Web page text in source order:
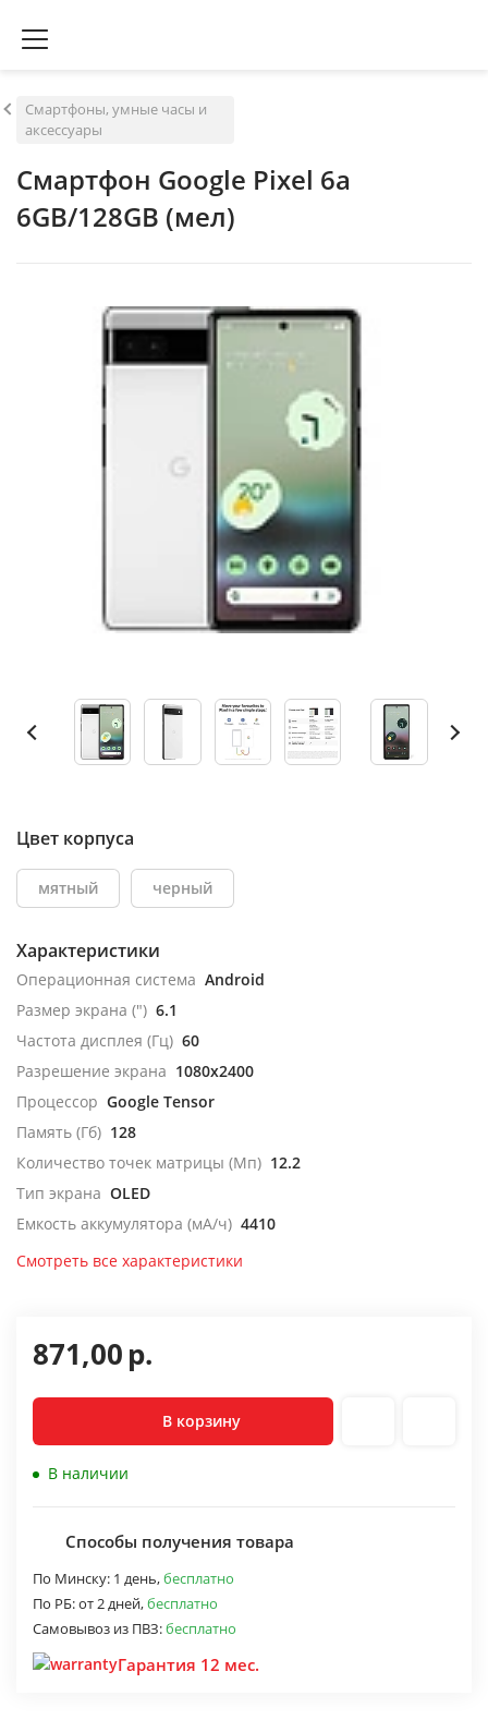
Смартфоны, умные часы и
аксессуары
Смартфон Google Pixel 6a
6GB/128GB (мел)
Цвет корпуса
мятный черный
Характеристики
Операционная система Android
Размер экрана (") 6.1
Частота дисплея (Гц) 60
Разрешение экрана 1080x2400
Процессор Google Tensor
Память (Гб) 128
Количество точек матрицы (Мп) 12.2
Тип экрана OLED
Емкость аккумулятора (мА/ч) 4410
Смотреть все характеристики
871,00р.
В корзину
В наличии
Способы получения товара
По Минску: 1 день,бесплатно
По РБ:от 2 дней,бесплатно
Самовывоз из ПВЗ:бесплатно
Гарантия 12 мес.